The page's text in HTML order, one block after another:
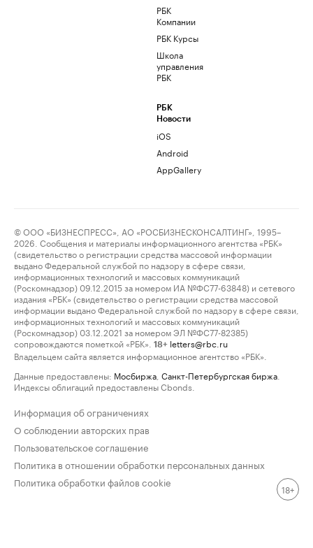
РБК
Компании
РБК Курсы
Школа
управления
РБК
РБК
Новости
iOS
Android
AppGallery
© ООО «БИЗНЕСПРЕСС», АО «РОСБИЗНЕСКОНСАЛТИНГ», 1995–
2026. Сообщения и материалы информационного агентства «РБК»
(свидетельство о регистрации средства массовой информации
выдано Федеральной службой по надзору в сфере связи,
информационных технологий и массовых коммуникаций
(Роскомнадзор) 09.12.2015 за номером ИА №ФС77-63848) и сетевого
издания «РБК» (свидетельство о регистрации средства массовой
информации выдано Федеральной службой по надзору в сфере связи,
информационных технологий и массовых коммуникаций
(Роскомнадзор) 03.12.2021 за номером ЭЛ №ФС77-82385)
сопровождаются пометкой «РБК».
18+ letters@rbc.ru
Владельцем сайта является информационное агентство «РБК».
Данные предоставлены: Мосбиржа Санкт-Петербургская биржа
Индексы облигаций предоставлены Cbonds.
Информация об ограничениях
О соблюдении авторских прав
Пользовательское соглашение
Политика в отношении обработки персональных данных
Политика обработки файлов cookie
18+